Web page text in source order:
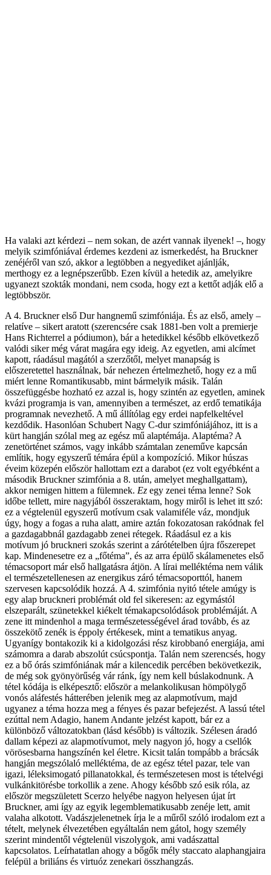
Ha valaki azt kérdezi – nem sokan, de azért vannak ilyenek! –, hogy
melyik szimfóniával érdemes kezdeni az ismerkedést, ha Bruckner
zenéjéről van szó, akkor a legtöbben a negyediket ajánlják,
merthogy ez a legnépszerűbb. Ezen kívül a hetedik az, amelyikre
ugyanezt szokták mondani, nem csoda, hogy ezt a kettőt adják elő a
legtöbbször.
A 4. Bruckner első Dur hangnemű szimfóniája. És az első, amely –
relatíve – sikert aratott (szerencsére csak 1881-ben volt a premierje
Hans Richterrel a pódiumon), bár a hetedikkel később elkövetkező
valódi siker még várat magára egy ideig. Az egyetlen, ami alcímet
kapott, ráadásul magától a szerzőtől, melyet manapság is
előszeretettel használnak, bár nehezen értelmezhető, hogy ez a mű
miért lenne Romantikusabb, mint bármelyik másik. Talán
összefüggésbe hozható ez azzal is, hogy szintén az egyetlen, aminek
kvázi programja is van, amennyiben a természet, az erdő tematikája
programnak nevezhető. A mű állítólag egy erdei napfelkeltével
kezdődik. Hasonlóan Schubert Nagy C-dur szimfóniájához, itt is a
kürt hangján szólal meg az egész mű alaptémája. Alaptéma? A
zenetörténet számos, vagy inkább számtalan zeneműve kapcsán
említik, hogy egyszerű témára épül a kompozíció. Mikor húszas
éveim közepén először hallottam ezt a darabot (ez volt egyébként a
második Bruckner szimfónia a 8. után, amelyet meghallgattam),
akkor nemigen hittem a fülemnek. Ez egy zenei téma lenne? Sok
időbe tellett, mire nagyjából összeraktam, hogy miről is lehet itt szó:
ez a végtelenül egyszerű motívum csak valamiféle váz, mondjuk
úgy, hogy a fogas a ruha alatt, amire aztán fokozatosan rakódnak fel
a gazdagabbnál gazdagabb zenei rétegek. Ráadásul ez a kis
motívum jó bruckneri szokás szerint a zárótételben újra főszerepet
kap. Mindenesetre ez a „főtéma”, és az arra épülő skálamenetes első
témacsoport már első hallgatásra átjön. A lírai melléktéma nem válik
el természetellenesen az energikus záró témacsoporttól, hanem
szervesen kapcsolódik hozzá. A 4. szimfónia nyitó tétele amúgy is
egy alap bruckneri problémát old fel sikeresen: az egymástól
elszeparált, szünetekkel kiékelt témakapcsolódások problémáját. A
zene itt mindenhol a maga természetességével árad tovább, és az
összekötő zenék is éppoly értékesek, mint a tematikus anyag.
Ugyanígy bontakozik ki a kidolgozási rész kirobbanó energiája, ami
számomra a darab abszolút csúcspontja. Talán nem szerencsés, hogy
ez a bő órás szimfóniának már a kilencedik percében bekövetkezik,
de még sok gyönyörűség vár ránk, így nem kell búslakodnunk. A
tétel kódája is elképesztő: először a melankolikusan hömpölygő
vonós aláfestés hátterében jelenik meg az alapmotívum, majd
ugyanez a téma hozza meg a fényes és pazar befejezést. A lassú tétel
ezúttal nem Adagio, hanem Andante jelzést kapott, bár ez a
különböző változatokban (lásd később) is változik. Szélesen áradó
dallam képezi az alapmotívumot, mely nagyon jó, hogy a csellók
vörösesbarna hangszínén kel életre. Kicsit talán tompább a brácsák
hangján megszólaló melléktéma, de az egész tétel pazar, tele van
igazi, léleksimogató pillanatokkal, és természetesen most is tételvégi
vulkánkitörésbe torkollik a zene. Ahogy később szó esik róla, az
először megszületett Scerzo helyébe nagyon helyesen újat írt
Bruckner, ami így az egyik legemblematikusabb zenéje lett, amit
valaha alkotott. Vadászjelenetnek írja le a műről szóló irodalom ezt a
tételt, melynek élvezetében egyáltalán nem gátol, hogy személy
szerint mindentől végtelenül viszolygok, ami vadászattal
kapcsolatos. Leírhatatlan ahogy a bőgők mély staccato alaphangjaira
felépül a briliáns és virtuóz zenekari összhangzás.